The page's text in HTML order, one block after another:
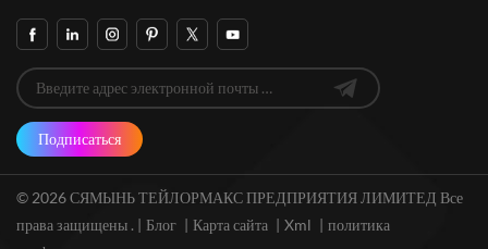
Подписаться
© 2026 СЯМЫНЬ ТЕЙЛОРМАКС ПРЕДПРИЯТИЯ ЛИМИТЕД Все
права защищены . | Блог | Карта сайта | Xml | политика